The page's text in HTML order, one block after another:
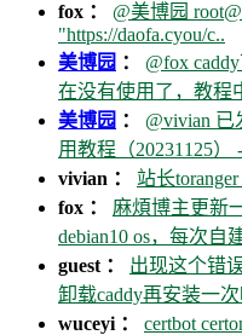
fox ： @美博园
"https://daofa.cyou/c..
美博园 ： @fox
在没有使用了，教程
美博园 ： @vivian 已
用教程（20231125）
vivian ： 站长
fox ： 麻煩博主更新
debian10 os，每次自
guest ： 出现这个错
卸载caddy再安装一
wuceyi ： certbot